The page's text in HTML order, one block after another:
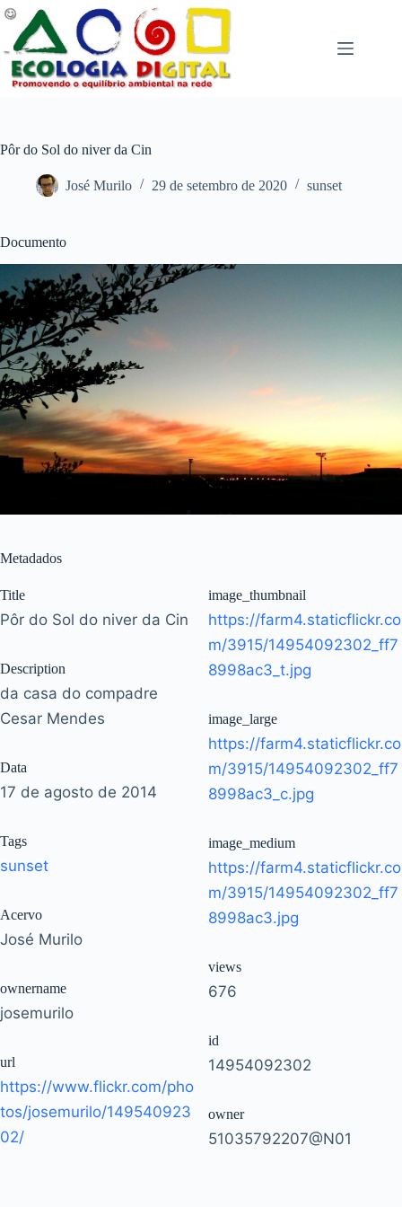
Pular
para
conteúdo
Pôr do Sol do niver da Cin
José Murilo 29 de setembro de 2020 sunset
Documento
Metadados
Title
Pôr do Sol do niver da Cin
Description
da casa do compadre
Cesar Mendes
Data
17 de agosto de 2014
Tags
sunset
Acervo
José Murilo
ownername
josemurilo
url
https://www.flickr.com/pho
tos/josemurilo/149540923
02/
image_thumbnail
https://farm4.staticflickr.co
m/3915/14954092302_ff7
8998ac3_t.jpg
image_large
https://farm4.staticflickr.co
m/3915/14954092302_ff7
8998ac3_c.jpg
image_medium
https://farm4.staticflickr.co
m/3915/14954092302_ff7
8998ac3.jpg
views
676
id
14954092302
owner
51035792207@N01